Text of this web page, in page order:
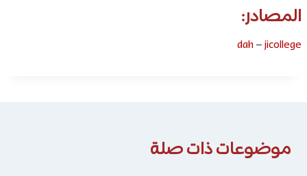
المصادر:
dah–jicollege
موضوعات ذات صلة